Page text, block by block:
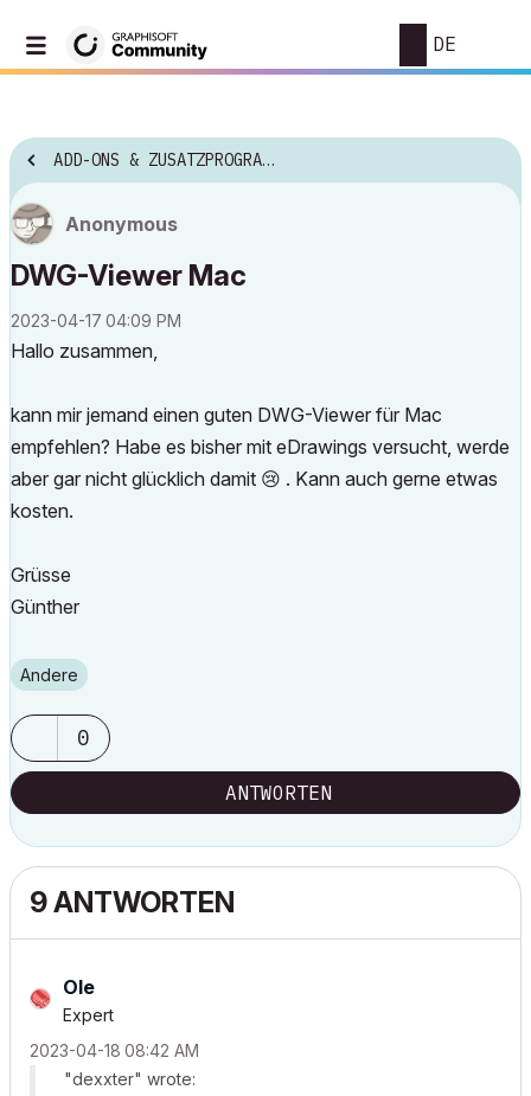
DE
ADD-ONS & ZUSATZPROGRAMME
Anonymous
DWG-Viewer Mac
‎2023-04-17 04:09 PM
Hallo zusammen,
kann mir jemand einen guten DWG-Viewer für Mac
empfehlen? Habe es bisher mit eDrawings versucht, werde
aber gar nicht glücklich damit 😢 . Kann auch gerne etwas
kosten.
Grüsse
Günther
Andere
0
ANTWORTEN
9 ANTWORTEN
Ole
Expert
‎2023-04-18 08:42 AM
"dexxter" wrote: